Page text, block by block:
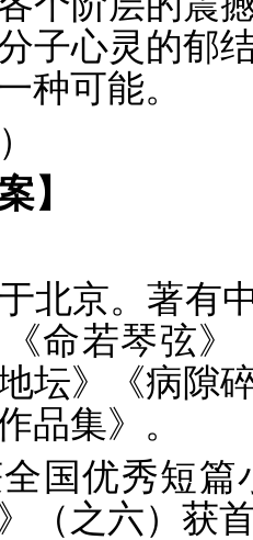
子心灵的郁
种可能。
】
北京。著有
《命若琴弦
坛》《病隙
品集》。
国优秀短篇
（之六）获